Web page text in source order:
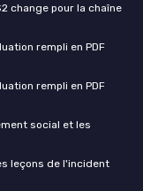
change pour la chaîne
rempli en PDF
rempli en PDF
social et les
leçons de l'incident